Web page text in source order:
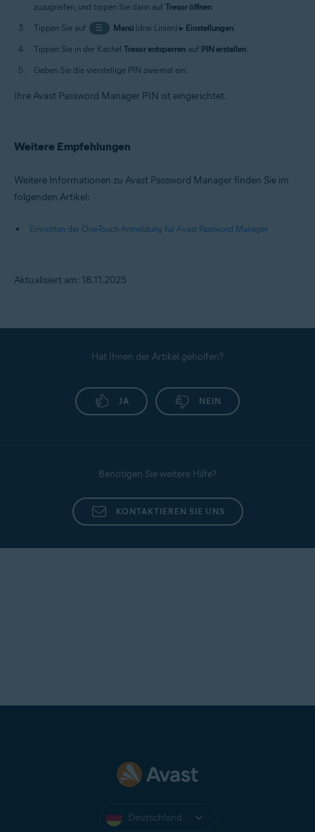
zuzugreifen, und tippen Sie dann auf Tresor öffnen.
Tippen Sie auf
☰ Menü(drei Linien) ▸ Einstellungen.
Tippen Sie in der Kachel Tresor entsperren auf PIN erstellen.
Geben Sie die vierstellige PIN zweimal ein.
Ihre Avast Password Manager PIN ist eingerichtet.
Weitere Empfehlungen
Weitere Informationen zu Avast Password Manager finden Sie im
folgenden Artikel:
Einrichten der One-Touch-Anmeldung für Avast Password Manager
Aktualisiert am: 18.11.2025
Hat Ihnen der Artikel geholfen?
JA NEIN
Benötigen Sie weitere Hilfe?
KONTAKTIEREN SIE UNS
Deutschland